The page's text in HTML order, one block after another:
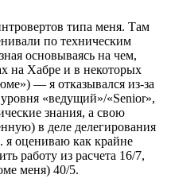
типа меня. Там
по техническим
основываясь на чем,
на Хабре и в некоторых
— я отказывался из-за
«ведущий»/«Senior»,
знания, а свою
в деле делегирования
я оцениваю как крайне
работу из расчета 16/7,
меня) 40/5.